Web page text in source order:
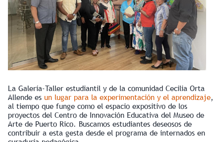
La Galería-Taller estudiantil y de la comunidad Cecilia Orta
Allende es un lugar para la experimentación y el aprendizaje,
al tiempo que funge como el espacio expositivo de los
proyectos del Centro de Innovación Educativa del Museo de
Arte de Puerto Rico. Buscamos estudiantes deseosos de
contribuir a esta gesta desde el programa de internados en